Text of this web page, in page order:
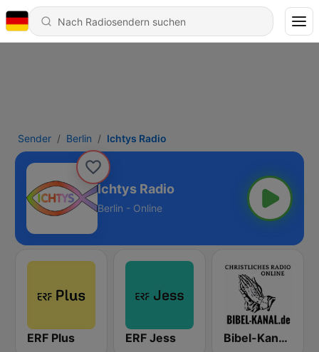
Sender Berlin Ichtys Radio
Ichtys Radio
Berlin - Online
ERF Plus ERF Jess Bibel-Kanal - Christliches Radio